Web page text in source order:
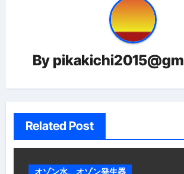
ョ
ン
By
Related Post
オゾン水、オゾン発生器